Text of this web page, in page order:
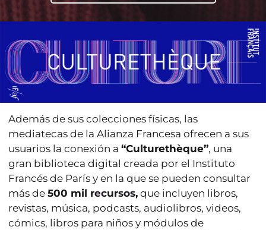
Además de sus colecciones físicas, las
mediatecas de la Alianza Francesa ofrecen a sus
usuarios la conexión a“Culturethèque”, una
gran biblioteca digital creada por el Instituto
Francés de París y en la que se pueden consultar
más de500 mil recursos, que incluyen libros,
revistas, música, podcasts, audiolibros, videos,
cómics, libros para niños y módulos de